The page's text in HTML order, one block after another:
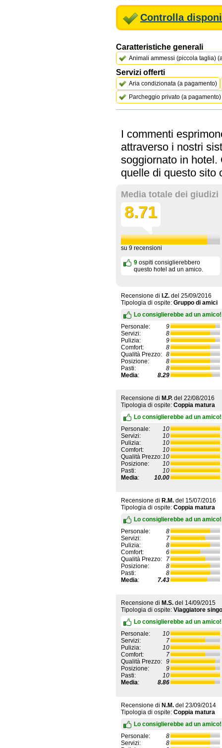
Controlla
Caratteristiche generali
Animali ammessi (piccola taglia)
Servizi offerti
Aria condizionata (a pagamento)
Parcheggio privato (a pagamento)
I commenti
attraverso i nostri
soggiornato in
quelle di questo sito
Media totale dei giudizi
8.71
su 9 recensioni
9 ospiti consiglierebbero
questo hotel ad un amico.
Recensione di I.Z. del 25/09/2016
Tipologia di ospite: Gruppo di amici
Lo consiglierebbe ad un amico!
Personale:
9
Servizi:
8
Pulizia:
9
Comfort:
8
Qualità Prezzo: 8
Posizione:
8
Pasti:
8
Media: 8.29
Recensione di M.P. del 22/08/2016
Tipologia di ospite: Coppia matura
Lo consiglierebbe ad un amico!
Personale:
10
Servizi:
10
Pulizia:
10
Comfort:
10
Qualità Prezzo:10
Posizione:
10
Pasti:
10
Media: 10.00
Recensione di R.M. del 15/07/2016
Tipologia di ospite: Coppia matura
Lo consiglierebbe ad un amico!
Personale:
8
Servizi:
7
Pulizia:
8
Comfort:
6
Qualità Prezzo:
7
Posizione:
8
Pasti:
8
Media: 7.43
Recensione di M.S. del 14/09/2015
Tipologia di ospite: Viaggiatore
Lo consiglierebbe ad un amico!
Personale:
10
Servizi:
7
Pulizia:
10
Comfort:
7
Qualità Prezzo: 9
Posizione:
9
Pasti:
10
Media: 8.86
Recensione di N.M. del 23/09/2014
Tipologia di ospite: Coppia matura
Lo consiglierebbe ad un amico!
Personale:
8
Servizi:
8